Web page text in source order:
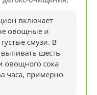
включает
овощные и
смузи. В
шесть
овощного сока
часа, примерно